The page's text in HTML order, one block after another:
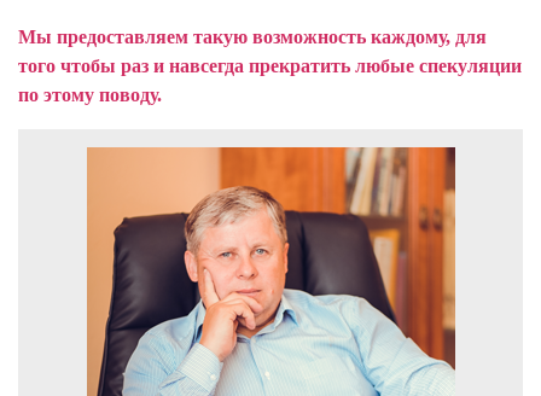
Мы предоставляем такую возможность каждому, для
того чтобы раз и навсегда прекратить любые спекуляции
по этому поводу.